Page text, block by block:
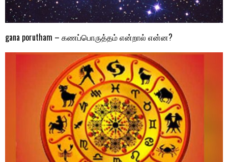
gana porutham – கணப்பொருத்தம் என்றால் என்ன?